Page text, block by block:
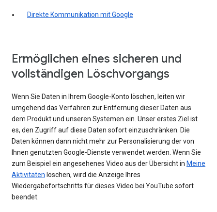
Direkte Kommunikation mit Google
Ermöglichen eines sicheren und
vollständigen Löschvorgangs
Wenn Sie Daten in Ihrem Google-Konto löschen, leiten wir
umgehend das Verfahren zur Entfernung dieser Daten aus
dem Produkt und unseren Systemen ein. Unser erstes Ziel ist
es, den Zugriff auf diese Daten sofort einzuschränken. Die
Daten können dann nicht mehr zur Personalisierung der von
Ihnen genutzten Google-Dienste verwendet werden. Wenn Sie
zum Beispiel ein angesehenes Video aus der Übersicht in Meine
Aktivitäten löschen, wird die Anzeige Ihres
Wiedergabefortschritts für dieses Video bei YouTube sofort
beendet.